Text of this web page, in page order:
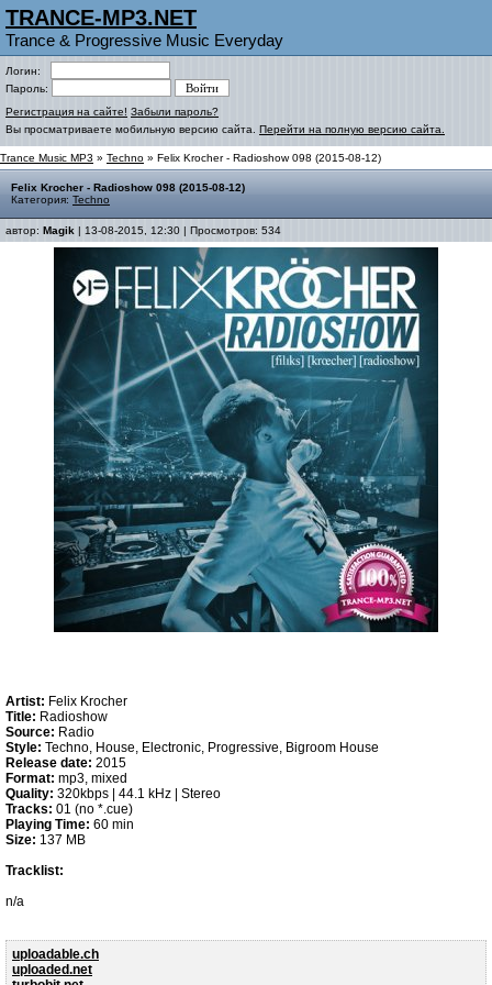
TRANCE-MP3.NET
Trance & Progressive Music Everyday
Логин:
Пароль:
Регистрация на сайте! Забыли пароль?
Вы просматриваете мобильную версию сайта. Перейти на полную версию сайта.
Trance Music MP3 » Techno » Felix Krocher - Radioshow 098 (2015-08-12)
Felix Krocher - Radioshow 098 (2015-08-12)
Категория: Techno
автор: Magik | 13-08-2015, 12:30 | Просмотров: 534
Artist: Felix Krocher
Title: Radioshow
Source: Radio
Style: Techno, House, Electronic, Progressive, Bigroom House
Release date: 2015
Format: mp3, mixed
Quality: 320kbps | 44.1 kHz | Stereo
Tracks: 01 (no *.cue)
Playing Time: 60 min
Size: 137 MB
Tracklist:
n/a
uploadable.ch
uploaded.net